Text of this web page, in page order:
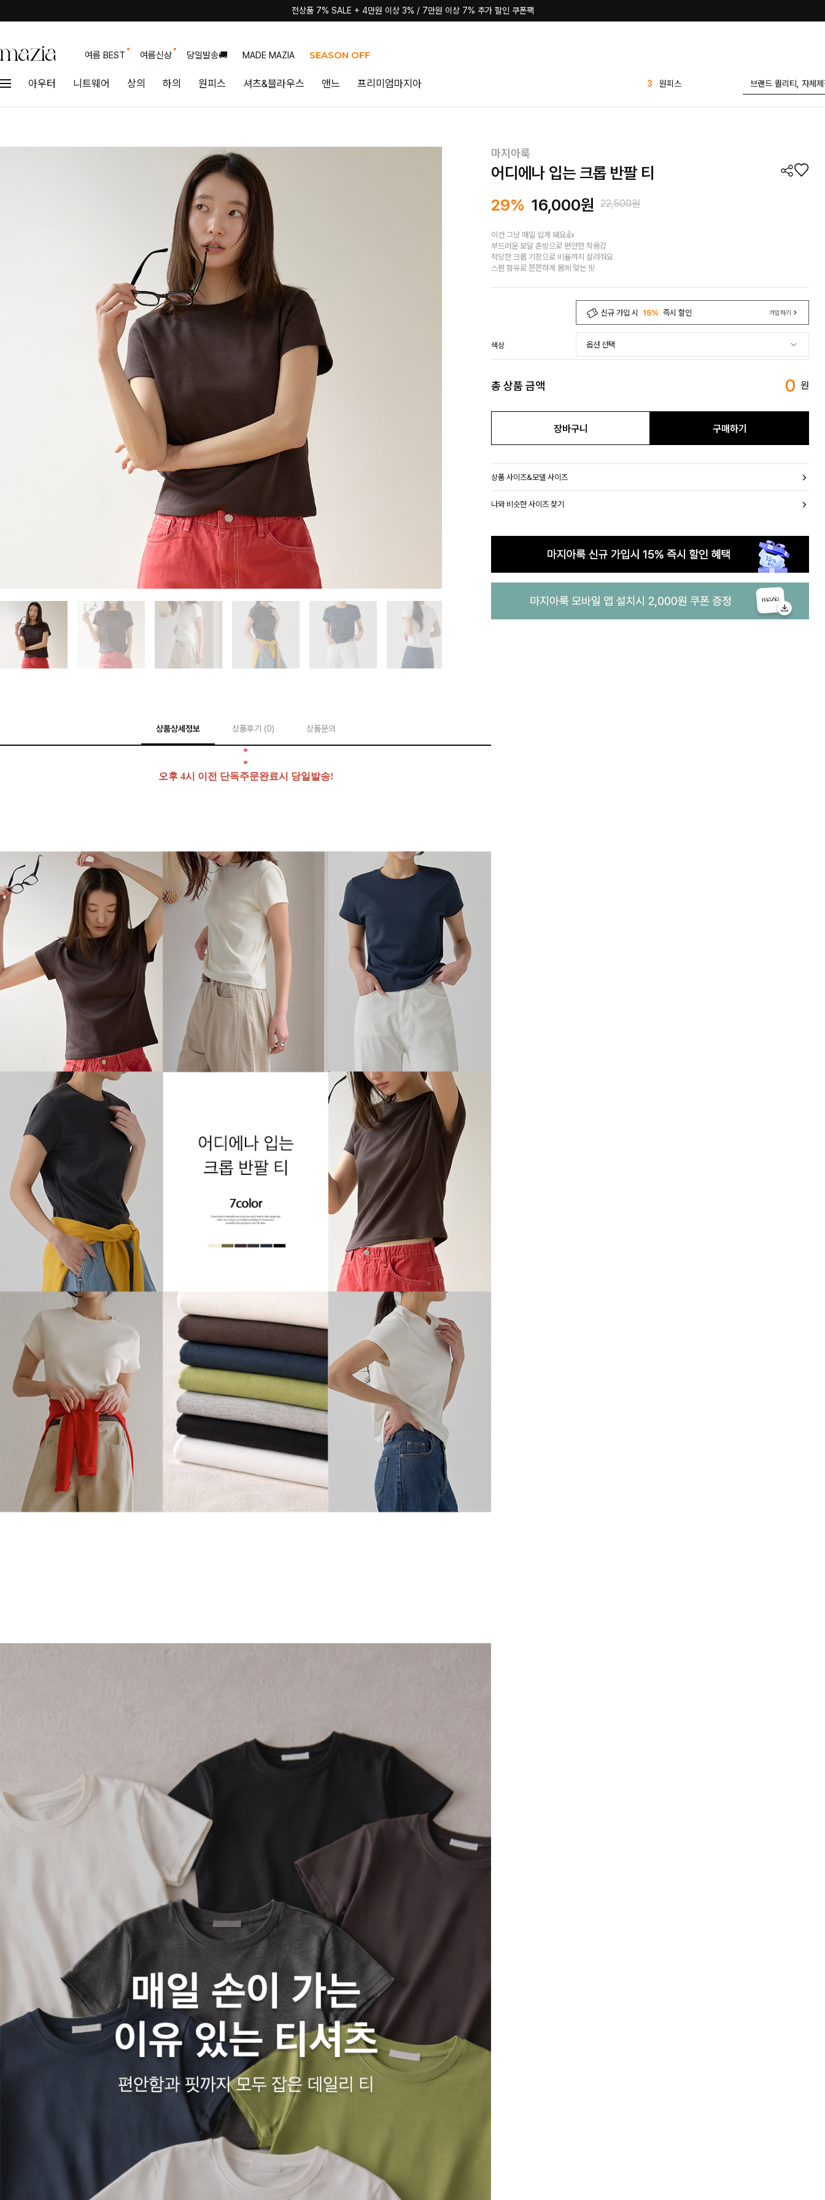
전상품 7% SALE + 4만원 이상 3% / 7만원 이상 7% 추가 할인 쿠폰팩
여름 BEST 여름신상 당일발송🚚 MADE MAZIA SEASON OFF
아우터 니트웨어 상의 하의 원피스 셔츠&블라우스 앤느 프리미엄마지아 4
나시
9
상품상세정보 상품후기 (0) 상품문의
*
*
오후 4시 이전 단독주문완료시 당일발송!
마지아룩
어디에나 입는 크롭 반팔 티
29% 16,000원 22,500원
이건 그냥 매일 입게 돼요👍
부드러운 모달 혼방으로 편안한 착용감
적당한 크롭 기장으로 비율까지 살려줘요
스판 함유로 쫀쫀하게 몸에 맞는 핏
신규 가입 시 15% 즉시 할인 가입하기
색상
총 상품 금액 0 원
장바구니 구매하기
상품 사이즈&모델 사이즈
나와 비슷한 사이즈 찾기